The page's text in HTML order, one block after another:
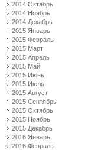
2014 Октябрь
2014 Ноябрь
2014 Декабрь
2015 Январь
2015 Февраль
2015 Март
2015 Апрель
2015 Май
2015 Июнь
2015 Июль
2015 Август
2015 Сентябрь
2015 Октябрь
2015 Ноябрь
2015 Декабрь
2016 Январь
2016 Февраль